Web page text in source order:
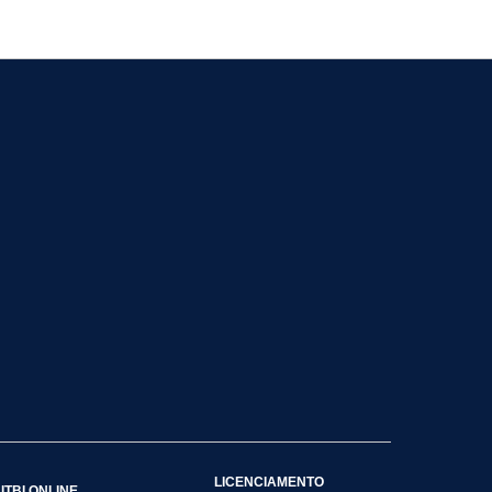
LICENCIAMENTO